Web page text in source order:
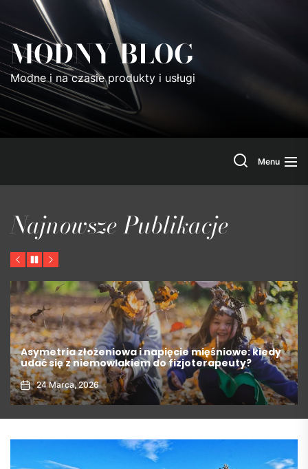
to
the
content
MODNY BLOG
Modne i na czasie produkty i usługi
SearchMenu
Najnowsze Publikacje
Previous
PauseNext
Design w stylu góralskim – jak wyglądają
nowoczesne wnętrza apartamentów?
15 Marca, 2026